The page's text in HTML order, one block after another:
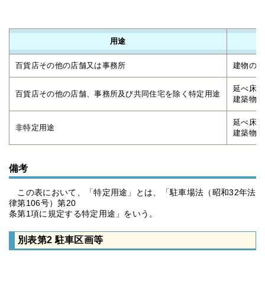
用途
百貨店その他の店舗又は事務所 建物の
百貨店その他の店舗、事務所及び共同住宅を除く特定用途
延べ床
建築物
非特定用途
延べ床
建築物
備考
この表において、「特定用途」とは、「駐車場法（昭和32年法
律第106号）第20
条第1項に規定する特定用途」をいう。
別表第2 駐車区画等